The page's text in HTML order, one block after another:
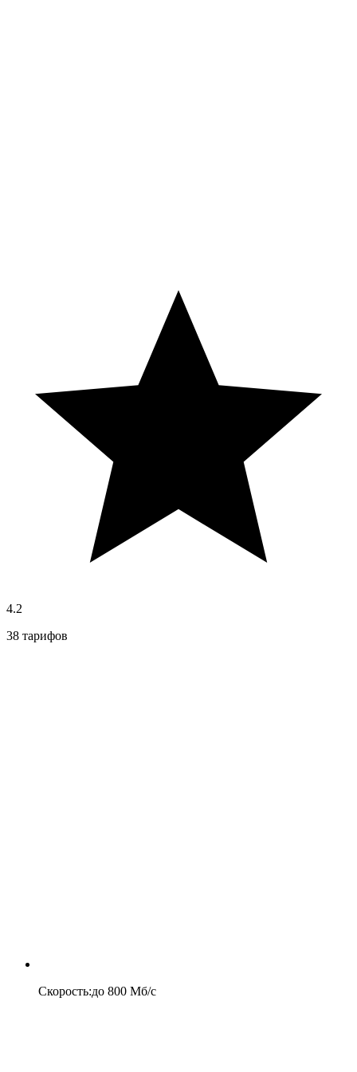
4.2
38 тарифов
Скорость:до 800 Мб/c